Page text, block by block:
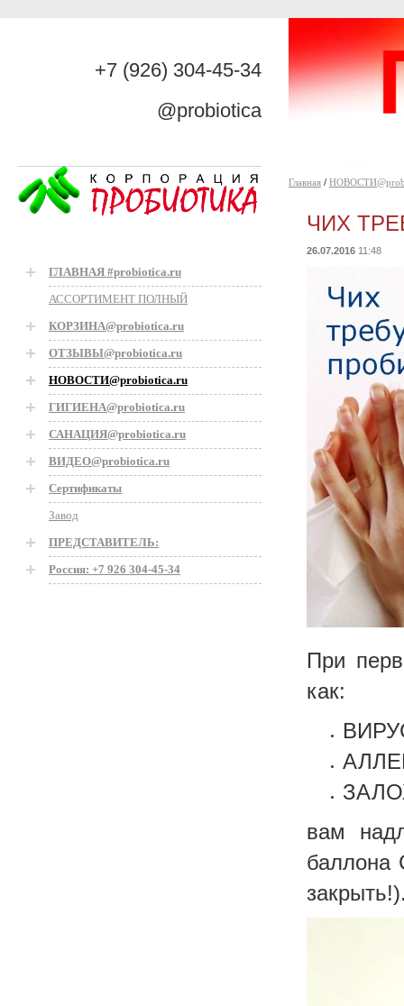
+7 (926) 304-45-34
@probiotica
ГЛАВНАЯ #probiotica.ru
АССОРТИМЕНТ ПОЛНЫЙ
КОРЗИНА@probiotica.ru
ОТЗЫВЫ@probiotica.ru
НОВОСТИ@probiotica.ru
ГИГИЕНА@probiotica.ru
САНАЦИЯ@probiotica.ru
ВИДЕО@probiotica.ru
Сертификаты
Завод
ПРЕДСТАВИТЕЛЬ:
Россия: +7 926 304-45-34
Главная /
ЧИХ
26.07.2016 11:48
При
как:
вам
баллона